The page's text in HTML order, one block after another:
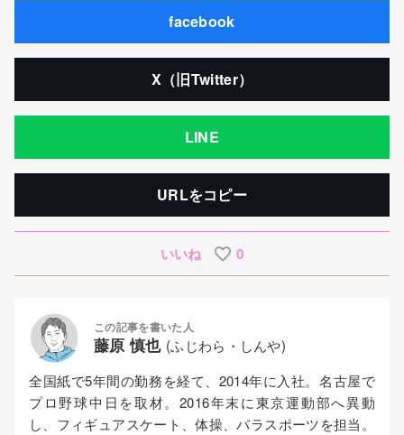
facebook
X（旧Twitter）
LINE
URLをコピー
いいね 0
この記事を書いた人
藤原 慎也 (ふじわら・しんや)
全国紙で5年間の勤務を経て、2014年に入社。名古屋で
プロ野球中日を取材。2016年末に東京運動部へ異動
し、フィギュアスケート、体操、パラスポーツを担当。